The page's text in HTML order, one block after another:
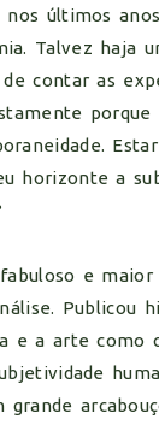
nos últimos
Talvez haja
contar as
porque
horizonte a
e maior
Publicou
e a arte como
grande